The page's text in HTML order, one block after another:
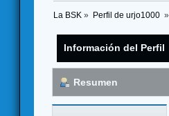
La BSK » Perfil de urjo1000 »
Información del Perfil
Resumen